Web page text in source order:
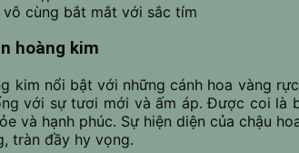
vô cùng bắt mắt với sắc tím
hoàng kim
kim nổi bật với những cánh hoa vàng
với sự tươi mới và ấm áp. Được coi là
và hạnh phúc. Sự hiện diện của chậu
tràn đầy hy vọng.